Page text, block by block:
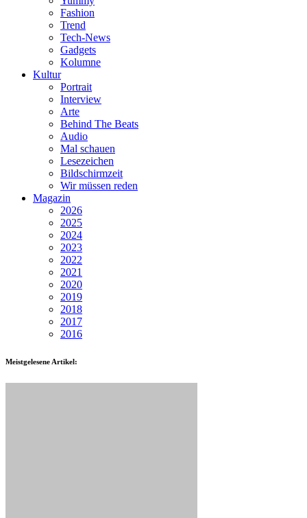
Fashion
Trend
Tech-News
Gadgets
Kolumne
Kultur
Portrait
Interview
Arte
Behind The Beats
Audio
Mal schauen
Lesezeichen
Bildschirmzeit
Wir müssen reden
Magazin
2026
2025
2024
2023
2022
2021
2020
2019
2018
2017
2016
Meistgelesene Artikel: